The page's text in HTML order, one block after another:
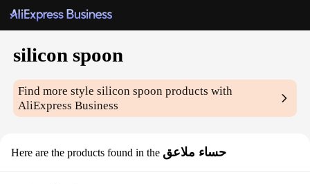
silicon spoon
Find more stylesilicon spoon products with
AliExpress Business
Here are the products found in the حساء ملاعق